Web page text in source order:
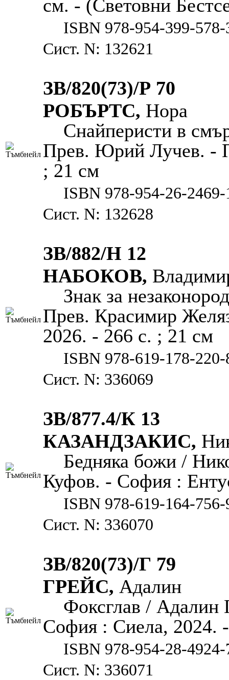
см. - (Световни
ISBN 978-954-399-578-
Сист. N: 132621
ЗВ/820(73)/Р 70
РОБЪРТС, Нора
Снайперисти в
Прев. Юрий Лучев. -
; 21 см
ISBN 978-954-26-2469-
Сист. N: 132628
ЗВ/882/Н 12
НАБОКОВ,
Знак за
Прев. Красимир
2026. - 266 с. ; 21 см
ISBN 978-619-178-220-
Сист. N: 336069
ЗВ/877.4/К 13
КАЗАНДЗАКИС,
Бедняка божи /
Куфов. - София :
ISBN 978-619-164-756-
Сист. N: 336070
ЗВ/820(73)/Г 79
ГРЕЙС, Адалин
Фоксглав /
София : Сиела, 2024.
ISBN 978-954-28-4924-
Сист. N: 336071